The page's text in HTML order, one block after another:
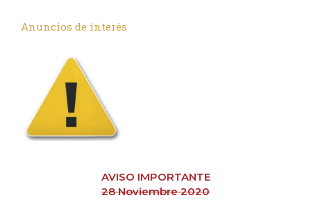
Anuncios de interés
AVISO IMPORTANTE
28 Noviembre 2020